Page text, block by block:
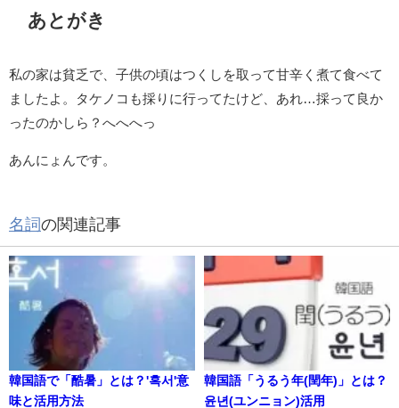
あとがき
私の家は貧乏で、子供の頃はつくしを取って甘辛く煮て食べて
ましたよ。タケノコも採りに行ってたけど、あれ…採って良か
ったのかしら？へへへっ
あんにょんです。
名詞の関連記事
韓国語で「酷暑」とは？'혹서'意
味と活用方法
韓国語「うるう年(閏年)」とは？
윤년(ユンニョン)活用